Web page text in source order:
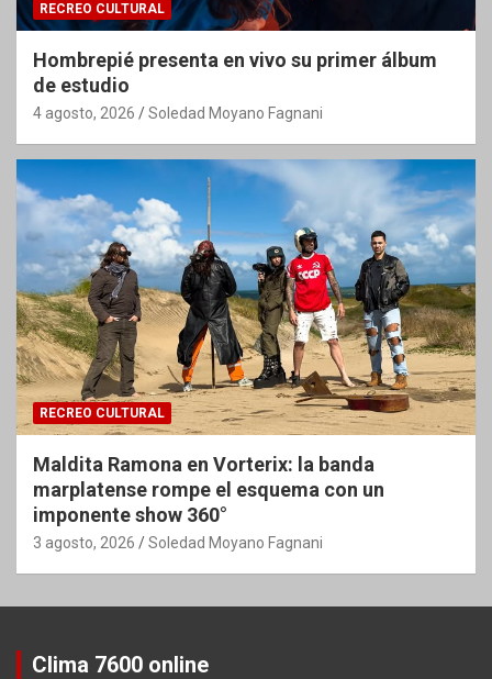
RECREO CULTURAL
Hombrepié presenta en vivo su primer álbum
de estudio
4 agosto, 2026 Soledad Moyano Fagnani
RECREO CULTURAL
Maldita Ramona en Vorterix: la banda
marplatense rompe el esquema con un
imponente show 360°
3 agosto, 2026 Soledad Moyano Fagnani
Clima 7600 online